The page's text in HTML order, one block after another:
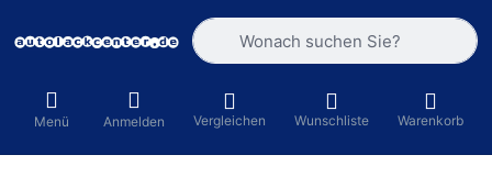
Geben Sie einen Suchbegriff ein.
Menü Anmelden Vergleichen Wunschliste Warenkorb